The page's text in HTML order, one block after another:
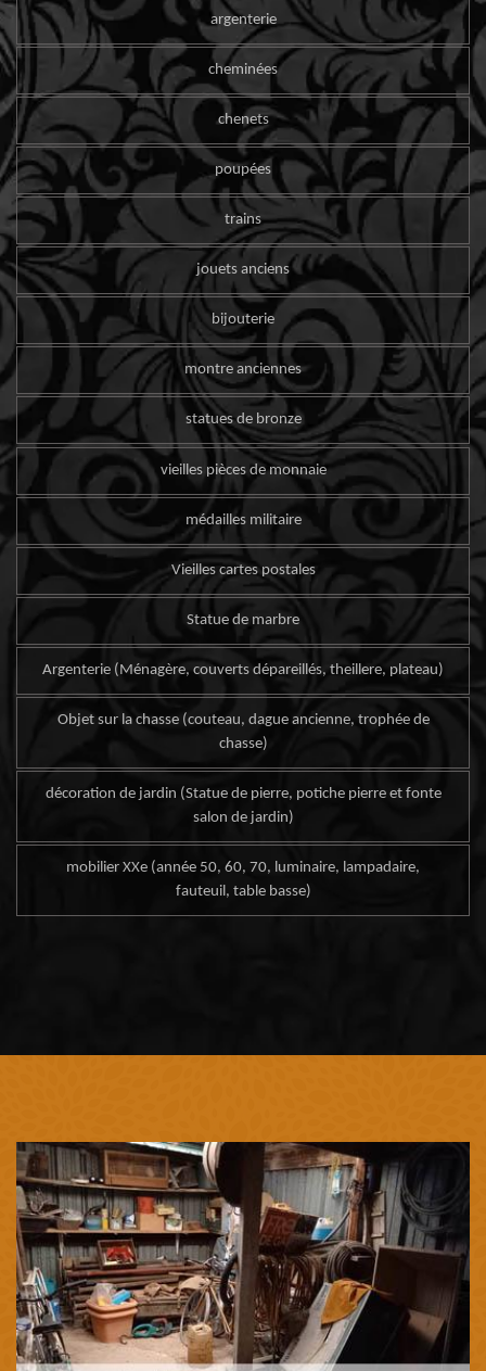
argenterie
cheminées
chenets
poupées
trains
jouets anciens
bijouterie
montre anciennes
statues de bronze
vieilles pièces de monnaie
médailles militaire
Vieilles cartes postales
Statue de marbre
Argenterie (Ménagère, couverts dépareillés, theillere, plateau)
Objet sur la chasse (couteau, dague ancienne, trophée de
chasse)
décoration de jardin (Statue de pierre, potiche pierre et fonte
salon de jardin)
mobilier XXe (année 50, 60, 70, luminaire, lampadaire,
fauteuil, table basse)